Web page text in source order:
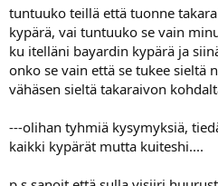
tuntuuko teillä että tuonne
kypärä, vai tuntuuko se vain
ku itelläni bayardin kypärä ja
onko se vain että se tukee sieltä
vähäsen sieltä takaraivon
---olihan tyhmiä kysymyksiä,
kaikki kypärät mutta kuiteshi....